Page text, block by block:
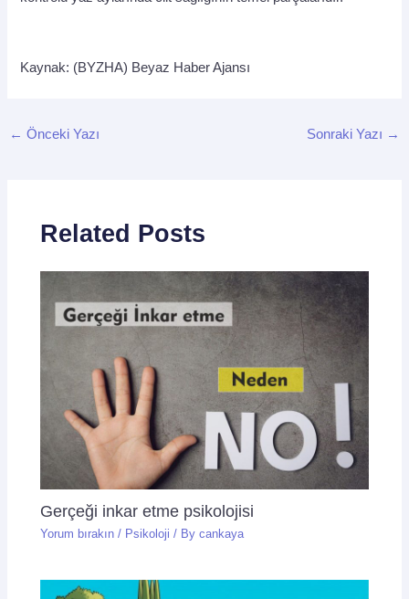
Kaynak: (BYZHA) Beyaz Haber Ajansı
← Önceki Yazı Sonraki Yazı →
Related Posts
Gerçeği inkar etme psikolojisi
Yorum bırakın / Psikoloji / Bycankaya